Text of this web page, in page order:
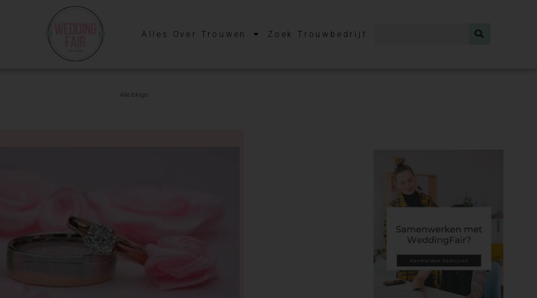
Alles Over Trouwen Zoek Trouwbedrijf
Alle blogs